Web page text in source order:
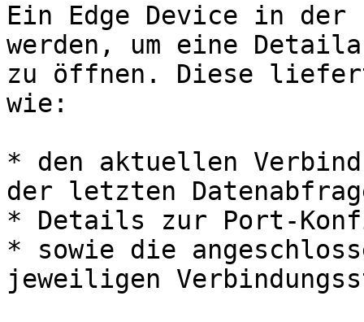
Ein Edge Device in der
werden, um eine
zu öffnen. Diese
wie:
* den aktuellen
der letzten
* Details zur Port-
* sowie die
jeweiligen